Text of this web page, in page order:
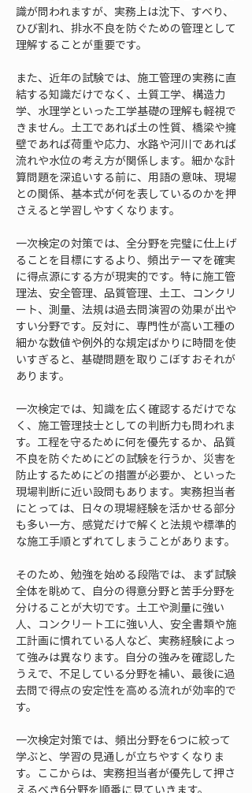
識が問われますが、実務上は沈下、すべり、
ひび割れ、排水不良を防ぐための管理として
理解することが重要です。
また、近年の試験では、施工管理の実務に直
結する知識だけでなく、土質工学、構造力
学、水理学といった工学基礎の理解も軽視で
きません。土工であれば土の性質、橋梁や擁
壁であれば荷重や応力、水路や河川であれば
流れや水位の考え方が関係します。細かな計
算問題を深追いする前に、用語の意味、現場
との関係、基本式が何を表しているのかを押
さえると学習しやすくなります。
一次検定の対策では、全分野を完璧に仕上げ
ることを目標にするより、頻出テーマを確実
に得点源にする方が現実的です。特に施工管
理法、安全管理、品質管理、土工、コンクリ
ート、測量、法規は過去問演習の効果が出や
すい分野です。反対に、専門性が高い工種の
細かな数値や例外的な規定ばかりに時間を使
いすぎると、基礎問題を取りこぼすおそれが
あります。
一次検定では、知識を広く確認するだけでな
く、施工管理技士としての判断力も問われま
す。工程を守るために何を優先するか、品質
不良を防ぐためにどの試験を行うか、災害を
防止するためにどの措置が必要か、といった
現場判断に近い設問もあります。実務担当者
にとっては、日々の現場経験を活かせる部分
も多い一方、感覚だけで解くと法規や標準的
な施工手順とずれてしまうことがあります。
そのため、勉強を始める段階では、まず試験
全体を眺めて、自分の得意分野と苦手分野を
分けることが大切です。土工や測量に強い
人、コンクリート工に強い人、安全書類や施
工計画に慣れている人など、実務経験によっ
て強みは異なります。自分の強みを確認した
うえで、不足している分野を補い、最後に過
去問で得点の安定性を高める流れが効率的で
す。
一次検定対策では、頻出分野を6つに絞って
学ぶと、学習の見通しが立ちやすくなりま
す。ここからは、実務担当者が優先して押さ
えるべき6分野を順番に見ていきます。